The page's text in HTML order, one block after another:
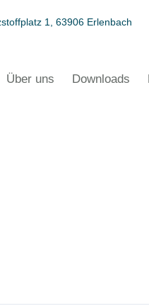
1, 63906 Erlenbach
Über uns Downloads